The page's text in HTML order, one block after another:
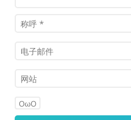
OωO